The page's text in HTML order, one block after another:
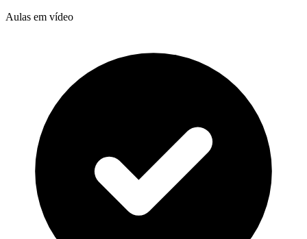
Aulas em vídeo